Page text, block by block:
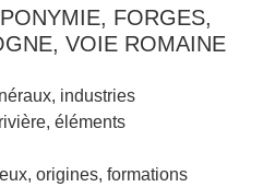
FORGES,
VOIE ROMAINE
industries
éléments
origines, formations